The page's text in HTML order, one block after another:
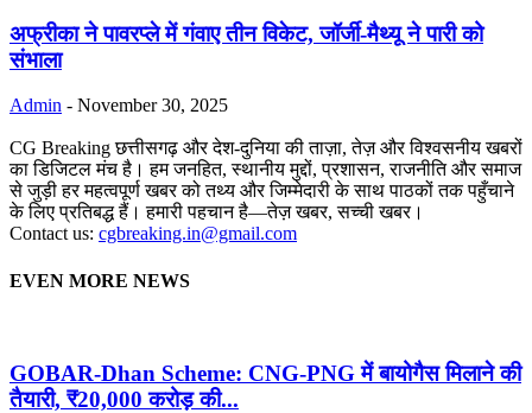
अफ्रीका ने पावरप्ले में गंवाए तीन विकेट, जॉर्जी-मैथ्यू ने पारी को
संभाला
Admin - November 30, 2025
CG Breaking छत्तीसगढ़ और देश-दुनिया की ताज़ा, तेज़ और विश्वसनीय खबरों
का डिजिटल मंच है। हम जनहित, स्थानीय मुद्दों, प्रशासन, राजनीति और समाज
से जुड़ी हर महत्वपूर्ण खबर को तथ्य और जिम्मेदारी के साथ पाठकों तक पहुँचाने
के लिए प्रतिबद्ध हैं। हमारी पहचान है—तेज़ खबर, सच्ची खबर।
Contact us: cgbreaking.in@gmail.com
EVEN MORE NEWS
GOBAR-Dhan Scheme: CNG-PNG में बायोगैस मिलाने की
तैयारी, ₹20,000 करोड़ की...